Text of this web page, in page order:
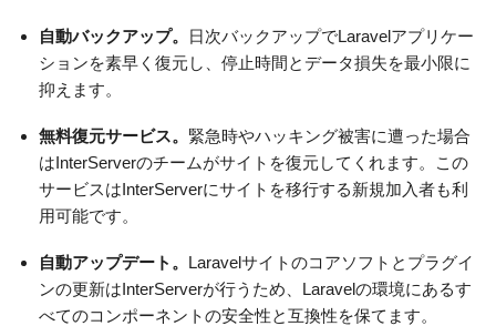
自動バックアップ。
日次バックアップでLaravelアプリケー
ションを素早く復元し、停止時間とデータ損失を最小限に
抑えます。
無料復元サービス。 緊急時やハッキング被害に遭った場合
はInterServerのチームがサイトを復元してくれます。この
サービスはInterServerにサイトを移行する新規加入者も利
用可能です。
自動アップデート。 Laravelサイトのコアソフトとプラグイ
ンの更新はInterServerが行うため、Laravelの環境にあるす
べてのコンポーネントの安全性と互換性を保てます。